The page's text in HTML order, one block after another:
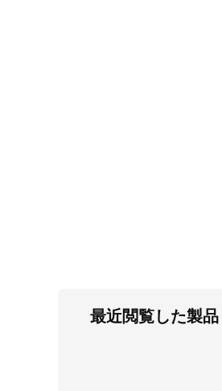
最近閲覧した製品